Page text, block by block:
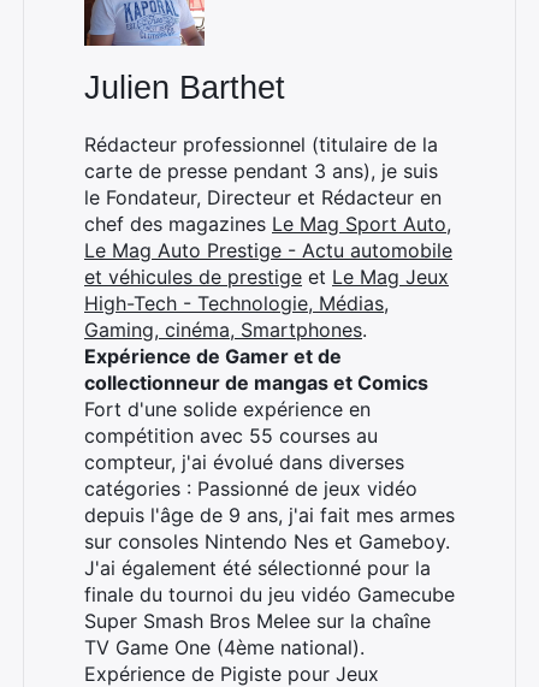
Julien Barthet
Rédacteur professionnel (titulaire de la
carte de presse pendant 3 ans), je suis
le Fondateur, Directeur et Rédacteur en
chef des magazines Le Mag Sport Auto,
Le Mag Auto Prestige - Actu automobile
et véhicules de prestige et Le Mag Jeux
High-Tech - Technologie, Médias,
Gaming, cinéma, Smartphones.
Expérience de Gamer et de
collectionneur de mangas et Comics
Fort d'une solide expérience en
compétition avec 55 courses au
compteur, j'ai évolué dans diverses
catégories : Passionné de jeux vidéo
depuis l'âge de 9 ans, j'ai fait mes armes
sur consoles Nintendo Nes et Gameboy.
J'ai également été sélectionné pour la
finale du tournoi du jeu vidéo Gamecube
Super Smash Bros Melee sur la chaîne
TV Game One (4ème national).
Expérience de Pigiste pour Jeux
Rechercher